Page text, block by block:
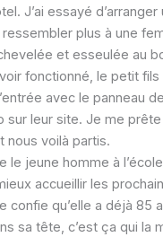
J’ai essayé
plus à une
et esseulée au
fonctionné, le petit
avec le panneau
sur leur site. Je me
nous voilà partis.
le jeune homme à
accueillir les
confie qu’elle a déjà 85
sa tête, c’est ça qui la